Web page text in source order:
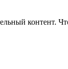
контент.